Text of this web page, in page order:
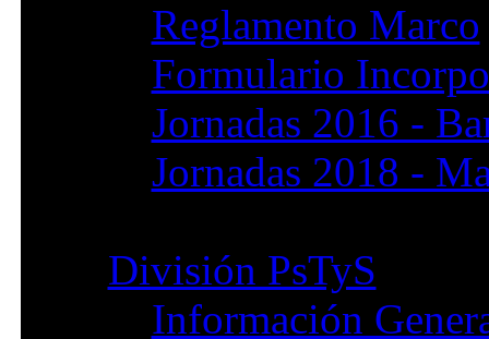
Reglamento Marco
Formulario
Jornadas 2016 -
Jornadas 2018 -
División PsTyS
Información